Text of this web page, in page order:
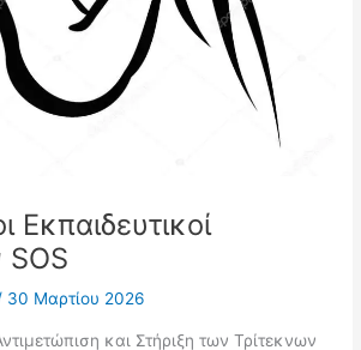
Εκπαιδευτικοί
30 Μαρτίου 2026
και Στήριξη των Τρίτεκνων